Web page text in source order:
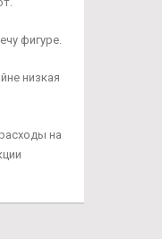
фигуре.
низкая
на